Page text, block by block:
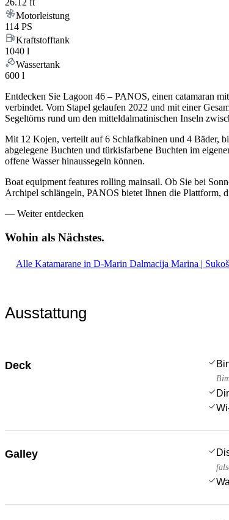
26.12 ft
Motorleistung
114 PS
Kraftstofftank
1040 l
Wassertank
600 l
Entdecken Sie Lagoon 46 – PANOS, einen catamaran
verbindet. Vom Stapel gelaufen 2022 und mit einer
Segeltörns rund um den mitteldalmatinischen Inseln
Mit 12 Kojen, verteilt auf 6 Schlafkabinen und 4 Bäder,
abgelegene Buchten und türkisfarbene Buchten im
offene Wasser hinaussegeln können.
Boat equipment features rolling mainsail. Ob Sie bei
Archipel schlängeln, PANOS bietet Ihnen die Plattform,
— Weiter entdecken
Wohin als Nächstes.
Alle Katamarane in D-Marin Dalmacija Marina |
Ausstattung
Deck
Galley